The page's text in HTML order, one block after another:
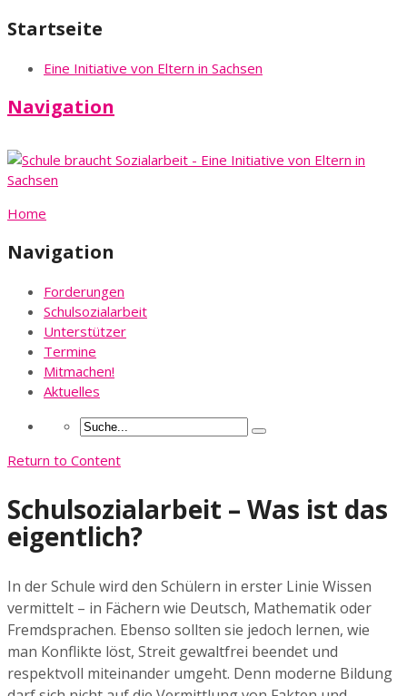
Startseite
Eine Initiative von Eltern in Sachsen
Navigation
Home
Navigation
Forderungen
Schulsozialarbeit
Unterstützer
Termine
Mitmachen!
Aktuelles
Return to Content
Schulsozialarbeit – Was ist das
eigentlich?
In der Schule wird den Schülern in erster Linie Wissen
vermittelt – in Fächern wie Deutsch, Mathematik oder
Fremdsprachen. Ebenso sollten sie jedoch lernen, wie
man Konflikte löst, Streit gewaltfrei beendet und
respektvoll miteinander umgeht. Denn moderne Bildung